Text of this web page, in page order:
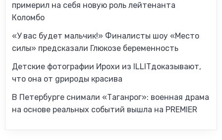
примерил на себя новую роль лейтенанта
Коломбо
«У вас будет мальчик!» Финалисты шоу «Место
силы» предсказали Глюкозе беременность
Детские фотографии Ирохи из ILLITдоказывают,
что она от gрироды красива
В Петербурге снимали «Таганрог»: военная драма
на основе реальных событий вышла на PREMIER